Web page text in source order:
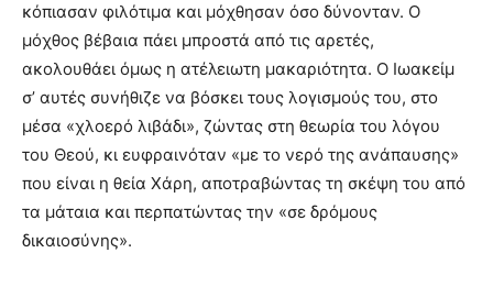
κόπιασαν φιλότιμα και μόχθησαν όσο δύνονταν. Ο
μόχθος βέβαια πάει μπροστά από τις αρετές,
ακολουθάει όμως η ατέλειωτη μακαριότητα. Ο Ιωακείμ
σ’ αυτές συνήθιζε να βόσκει τους λογισμούς του, στο
μέσα «χλοερό λιβάδι», ζώντας στη θεωρία του λόγου
του Θεού, κι ευφραινόταν «με το νερό της ανάπαυσης»
που είναι η θεία Χάρη, αποτραβώντας τη σκέψη του από
τα μάταια και περπατώντας την «σε δρόμους
δικαιοσύνης».